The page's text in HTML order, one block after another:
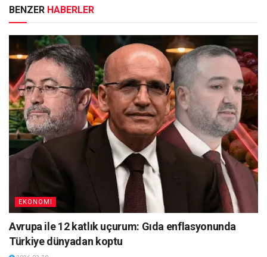
BENZER HABERLER
EKONOMI
Avrupa ile 12 katlık uçurum: Gıda enflasyonunda
Türkiye dünyadan koptu